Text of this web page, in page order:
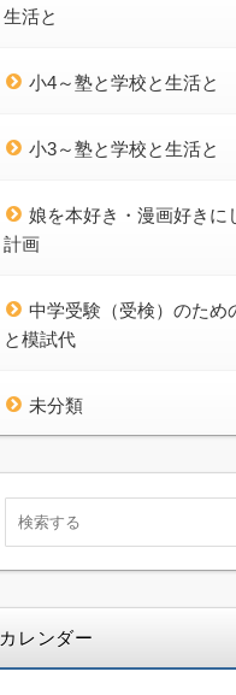
生活と
小4～塾と学校と生活と
小3～塾と学校と生活と
娘を本好き・漫画好きに
計画
中学受験（受検）のため
と模試代
未分類
カレンダー